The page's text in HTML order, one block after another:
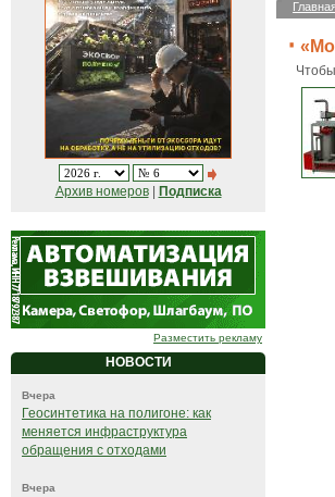
Архив номеров| Подписка
Разместить рекламу
НОВОСТИ
Вчера
Геосинтетика на полигоне: как
меняется инфраструктура
обращения с отходами
Вчера